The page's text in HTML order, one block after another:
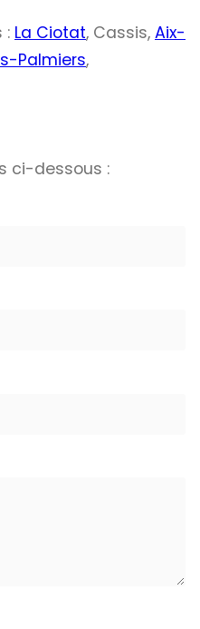
: La Ciotat, Cassis, Aix-
Palmiers,
ci-dessous :